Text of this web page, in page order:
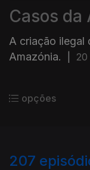
Casos da
A criação ilegal
Amazónia.
20
opções
207